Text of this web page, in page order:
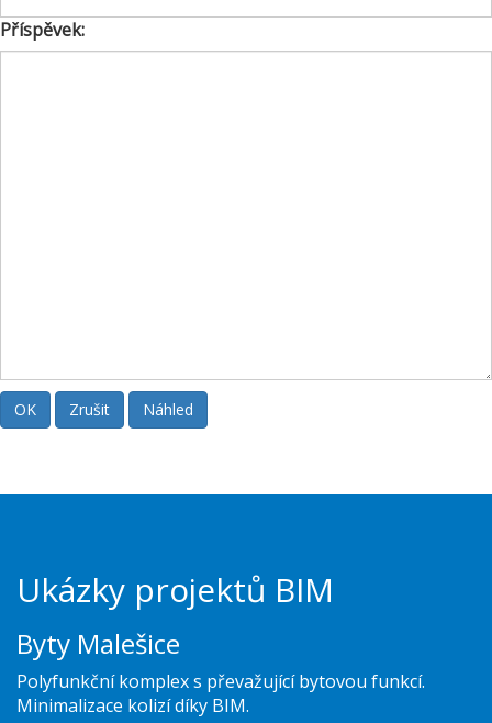
Příspěvek:
Ukázky projektů BIM
Byty Malešice
Polyfunkční komplex s převažující bytovou funkcí.
Minimalizace kolizí díky BIM.